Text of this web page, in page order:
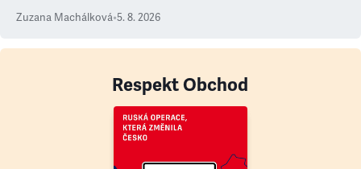
Zuzana Machálková•5. 8. 2026
Respekt Obchod